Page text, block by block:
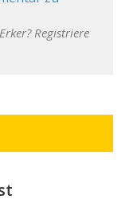
Registriere